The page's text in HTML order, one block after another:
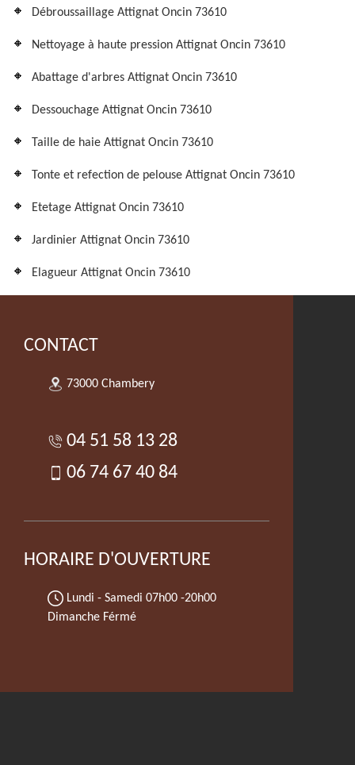
Débroussaillage Attignat Oncin 73610
Nettoyage à haute pression Attignat Oncin 73610
Abattage d'arbres Attignat Oncin 73610
Dessouchage Attignat Oncin 73610
Taille de haie Attignat Oncin 73610
Tonte et refection de pelouse Attignat Oncin 73610
Etetage Attignat Oncin 73610
Jardinier Attignat Oncin 73610
Elagueur Attignat Oncin 73610
CONTACT
73000 Chambery
04 51 58 13 28
06 74 67 40 84
HORAIRE D'OUVERTURE
Lundi - Samedi 07h00 -20h00
Dimanche Férmé